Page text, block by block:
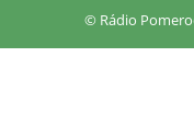
© Rádio